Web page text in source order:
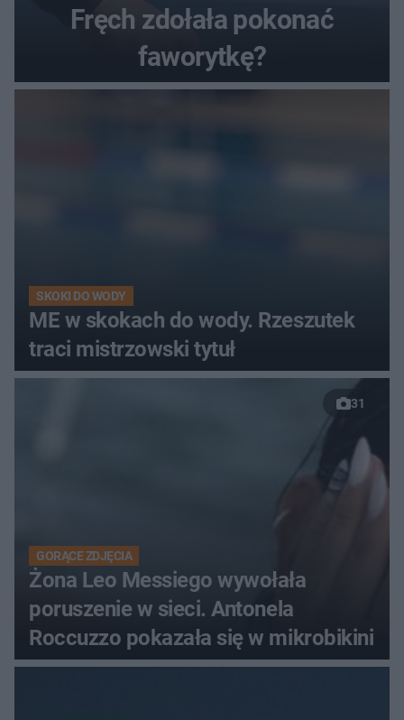
Fręch zdołała pokonać
faworytkę?
SKOKI DO WODY
ME w skokach do wody. Rzeszutek
traci mistrzowski tytuł
31
GORĄCE ZDJĘCIA
Żona Leo Messiego wywołała
poruszenie w sieci. Antonela
Roccuzzo pokazała się w mikrobikini